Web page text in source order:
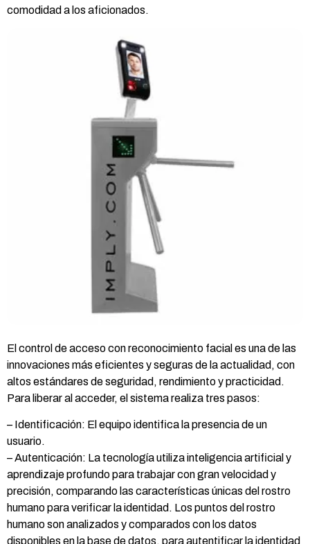
comodidad a los aficionados.
El control de acceso con reconocimiento facial es una de las
innovaciones más eficientes y seguras de la actualidad, con
altos estándares de seguridad, rendimiento y practicidad.
Para liberar al acceder, el sistema realiza tres pasos:
– Identificación: El equipo identifica la presencia de un
usuario.
– Autenticación: La tecnología utiliza inteligencia artificial y
aprendizaje profundo para trabajar con gran velocidad y
precisión, comparando las características únicas del rostro
humano para verificar la identidad. Los puntos del rostro
humano son analizados y comparados con los datos
disponibles en la base de datos, para autentificar la identidad